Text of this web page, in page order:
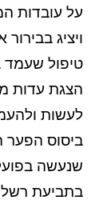
על עובדות
ויציג
טיפול
הצגת עדות
לעשות
ביסוס הפער
שנעשה
בתביעת